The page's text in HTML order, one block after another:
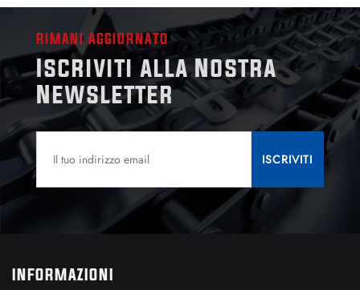
RIMANI AGGIORNATO
Iscriviti alla Nostra
Newsletter
INFORMAZIONI